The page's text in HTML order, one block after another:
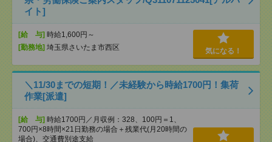
イト]
[給 与] 時給1,600円～
[勤務地] 埼玉県さいたま市西区 気になる！
＼11/30までの短期！／未経験から時給1700円！集荷
作業[派遣]
[給 与] 時給1700円／月収例：328、100円＝1、
700円×8時間×21日勤務の場合＋残業代(月20時間の
場合)、交通費別途支給